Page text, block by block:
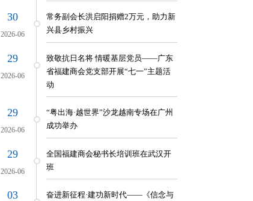
30
2026-06
常务副会长洪启阳捐赠2万元，助力新
兴县乡村振兴
29
2026-06
致敬抗日名将 情暖基层党员——广东
省福建商会党支部开展“七一”主题活
动
29
2026-06
“粤出海·越世界”沙龙越南专场在广州
成功举办
29
2026-06
全国福建商会秘书长培训班在武汉开
班
03 奋进新征程·建功新时代——《信念与